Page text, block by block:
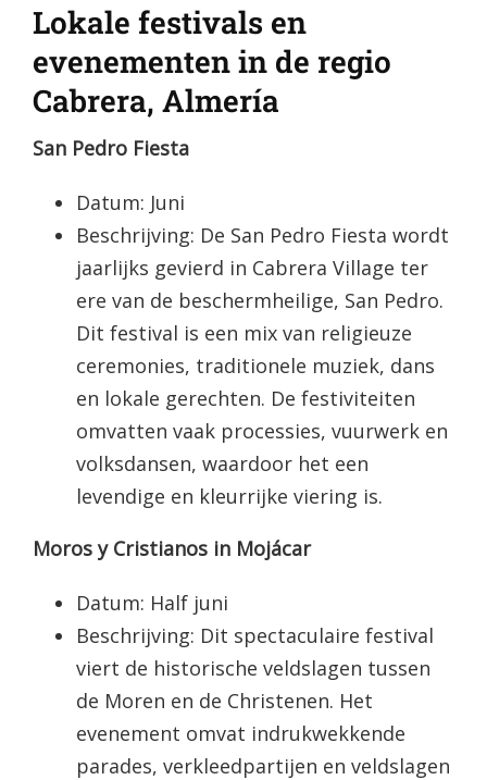
Lokale festivals en
evenementen in de regio
Cabrera, Almería
San Pedro Fiesta
Datum: Juni
Beschrijving: De San Pedro Fiesta wordt
jaarlijks gevierd in Cabrera Village ter
ere van de beschermheilige, San Pedro.
Dit festival is een mix van religieuze
ceremonies, traditionele muziek, dans
en lokale gerechten. De festiviteiten
omvatten vaak processies, vuurwerk en
volksdansen, waardoor het een
levendige en kleurrijke viering is.
Moros y Cristianos in Mojácar
Datum: Half juni
Beschrijving: Dit spectaculaire festival
viert de historische veldslagen tussen
de Moren en de Christenen. Het
evenement omvat indrukwekkende
parades, verkleedpartijen en veldslagen